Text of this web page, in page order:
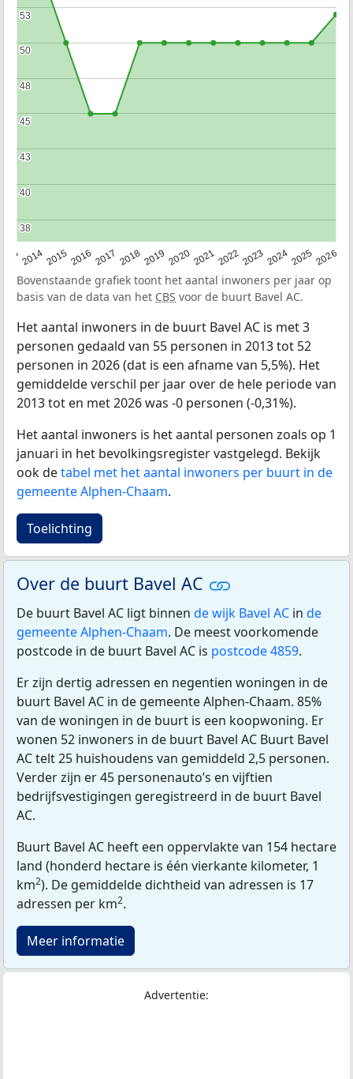
2014201520162017 20182019 2020202120222023202420252026
38
38
40
40
43
43
45
45
48
48
50
50
53
53
Bovenstaande grafiek toont het aantal inwoners per jaar op
basis van de data van het CBS voor de buurt Bavel AC.
Het aantal inwoners in de buurt Bavel AC is met 3
personen gedaald van 55 personen in 2013 tot 52
personen in 2026 (dat is een afname van 5,5%). Het
gemiddelde verschil per jaar over de hele periode van
2013 tot en met 2026 was -0 personen (-0,31%).
Het aantal inwoners is het aantal personen zoals op 1
januari in het bevolkingsregister vastgelegd. Bekijk
ook detabel met het aantal inwoners per buurt in de
gemeente Alphen-Chaam.
Toelichting
Over de buurt Bavel AC
De buurt Bavel AC ligt binnen de wijk Bavel AC in de
gemeente Alphen-Chaam. De meest voorkomende
postcode in de buurt Bavel AC is postcode 4859.
Er zijn dertig adressen en negentien woningen in de
buurt Bavel AC in de gemeente Alphen-Chaam. 85%
van de woningen in de buurt is een koopwoning. Er
wonen 52 inwoners in de buurt Bavel AC Buurt Bavel
AC telt 25 huishoudens van gemiddeld 2,5 personen.
Verder zijn er 45 personenauto’s en vijftien
bedrijfsvestigingen geregistreerd in de buurt Bavel
AC.
Buurt Bavel AC heeft een oppervlakte van 154 hectare
land (honderd hectare is één vierkante kilometer, 1
km2). De gemiddelde dichtheid van adressen is 17
adressen per km2.
Meer informatie
Advertentie: